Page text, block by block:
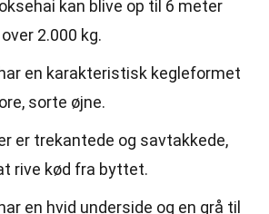
kan blive op til 6 meter
2.000 kg.
en karakteristisk kegleformet
sorte øjne.
er trekantede og savtakkede,
rive kød fra byttet.
en hvid underside og en grå til